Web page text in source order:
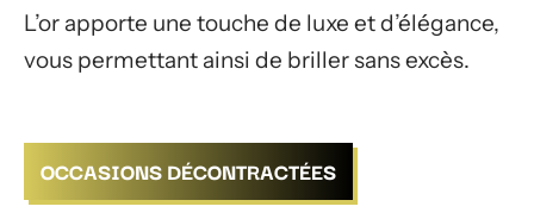
L’or apporte une touche de luxe et d’élégance,
vous permettant ainsi de briller sans excès.
OCCASIONS DÉCONTRACTÉES